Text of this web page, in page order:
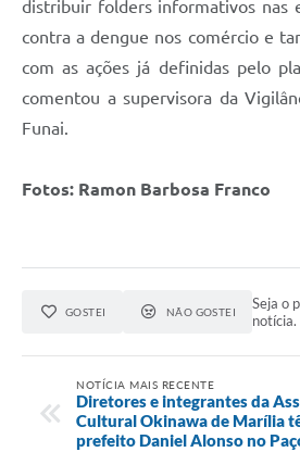
distribuir folders informativos nas
contra a dengue nos comércio e
com as ações já definidas pelo
comentou a supervisora da
Funai.
Fotos: Ramon Barbosa Franco
GOSTEI NÃO GOSTEI
Seja o
notícia.
NOTÍCIA MAIS RECENTE
Diretores e integrantes da
Cultural Okinawa de Marília
prefeito Daniel Alonso no